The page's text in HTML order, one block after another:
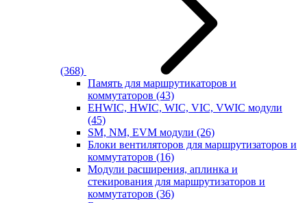
(368)
Память для маршрутикаторов и
коммутаторов (43)
EHWIC, HWIC, WIC, VIC, VWIC модули
(45)
SM, NM, EVM модули (26)
Блоки вентиляторов для маршрутизаторов и
коммутаторов (16)
Модули расширения, аплинка и
стекирования для маршрутизаторов и
коммутаторов (36)